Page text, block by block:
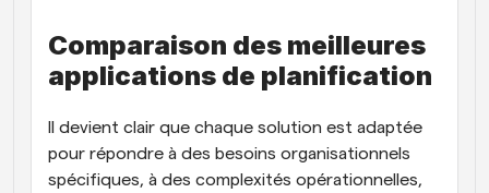
Comparaison des meilleures
applications de planification
Il devient clair que chaque solution est adaptée
pour répondre à des besoins organisationnels
spécifiques, à des complexités opérationnelles,